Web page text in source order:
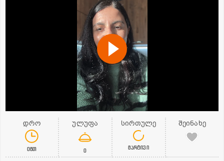
დრო
0წთ
ულუფა
0
სირთულე
მარტივი
შეინახე